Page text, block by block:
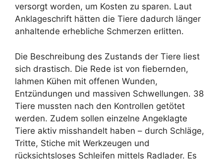
versorgt worden, um Kosten zu sparen. Laut
Anklageschrift hätten die Tiere dadurch länger
anhaltende erhebliche Schmerzen erlitten.
Die Beschreibung des Zustands der Tiere liest
sich drastisch. Die Rede ist von fiebernden,
lahmen Kühen mit offenen Wunden,
Entzündungen und massiven Schwellungen. 38
Tiere mussten nach den Kontrollen getötet
werden. Zudem sollen einzelne Angeklagte
Tiere aktiv misshandelt haben – durch Schläge,
Tritte, Stiche mit Werkzeugen und
rücksichtsloses Schleifen mittels Radlader. Es